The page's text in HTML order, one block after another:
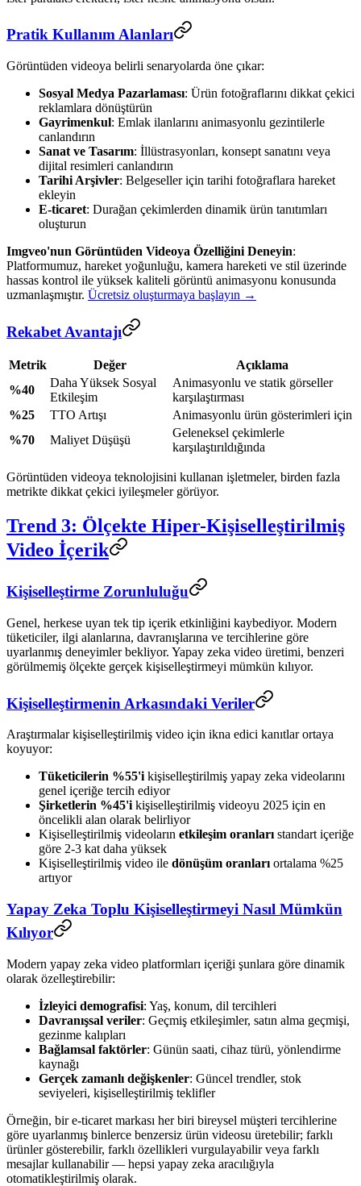
Pratik Kullanım Alanları
Görüntüden videoya belirli senaryolarda öne çıkar:
Sosyal Medya Pazarlaması: Ürün fotoğraflarını dikkat çekici
reklamlara dönüştürün
Gayrimenkul: Emlak ilanlarını animasyonlu gezintilerle
canlandırın
Sanat ve Tasarım: İllüstrasyonları, konsept sanatını veya
dijital resimleri canlandırın
Tarihi Arşivler: Belgeseller için tarihi fotoğraflara hareket
ekleyin
E-ticaret: Durağan çekimlerden dinamik ürün tanıtımları
oluşturun
Imgveo'nun Görüntüden Videoya Özelliğini Deneyin:
Platformumuz, hareket yoğunluğu, kamera hareketi ve stil üzerinde
hassas kontrol ile yüksek kaliteli görüntü animasyonu konusunda
uzmanlaşmıştır. Ücretsiz oluşturmaya başlayın →
Rekabet Avantajı
Metrik Değer
Açıklama
%40
Daha Yüksek Sosyal
Etkileşim
Animasyonlu ve statik görseller
karşılaştırması
%25
TTO Artışı
Animasyonlu ürün gösterimleri için
%70
Maliyet Düşüşü
Geleneksel çekimlerle
karşılaştırıldığında
Görüntüden videoya teknolojisini kullanan işletmeler, birden fazla
metrikte dikkat çekici iyileşmeler görüyor.
Trend 3: Ölçekte Hiper-Kişiselleştirilmiş
Video İçerik
Kişiselleştirme Zorunluluğu
Genel, herkese uyan tek tip içerik etkinliğini kaybediyor. Modern
tüketiciler, ilgi alanlarına, davranışlarına ve tercihlerine göre
uyarlanmış deneyimler bekliyor. Yapay zeka video üretimi, benzeri
görülmemiş ölçekte gerçek kişiselleştirmeyi mümkün kılıyor.
Kişiselleştirmenin Arkasındaki Veriler
Araştırmalar kişiselleştirilmiş video için ikna edici kanıtlar ortaya
koyuyor:
Tüketicilerin %55'i kişiselleştirilmiş yapay zeka videolarını
genel içeriğe tercih ediyor
Şirketlerin %45'i kişiselleştirilmiş videoyu 2025 için en
öncelikli alan olarak belirliyor
Kişiselleştirilmiş videoların etkileşim oranları standart içeriğe
göre 2-3 kat daha yüksek
Kişiselleştirilmiş video ile dönüşüm oranları ortalama %25
artıyor
Yapay Zeka Toplu Kişiselleştirmeyi Nasıl Mümkün
Kılıyor
Modern yapay zeka video platformları içeriği şunlara göre dinamik
olarak özelleştirebilir:
İzleyici demografisi: Yaş, konum, dil tercihleri
Davranışsal veriler: Geçmiş etkileşimler, satın alma geçmişi,
gezinme kalıpları
Bağlamsal faktörler: Günün saati, cihaz türü, yönlendirme
kaynağı
Gerçek zamanlı değişkenler: Güncel trendler, stok
seviyeleri, kişiselleştirilmiş teklifler
Örneğin, bir e-ticaret markası her biri bireysel müşteri tercihlerine
göre uyarlanmış binlerce benzersiz ürün videosu üretebilir; farklı
ürünler gösterebilir, farklı özellikleri vurgulayabilir veya farklı
mesajlar kullanabilir — hepsi yapay zeka aracılığıyla
otomatikleştirilmiş olarak.